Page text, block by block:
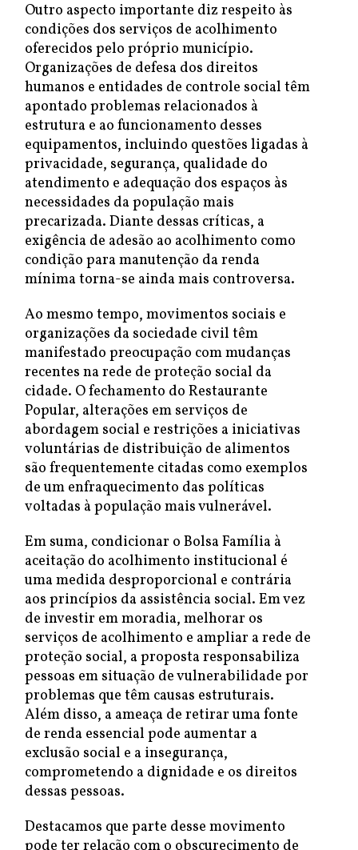
Outro aspecto importante diz respeito às
condições dos serviços de acolhimento
oferecidos pelo próprio município.
Organizações de defesa dos direitos
humanos e entidades de controle social têm
apontado problemas relacionados à
estrutura e ao funcionamento desses
equipamentos, incluindo questões ligadas à
privacidade, segurança, qualidade do
atendimento e adequação dos espaços às
necessidades da população mais
precarizada. Diante dessas críticas, a
exigência de adesão ao acolhimento como
condição para manutenção da renda
mínima torna-se ainda mais controversa.
Ao mesmo tempo, movimentos sociais e
organizações da sociedade civil têm
manifestado preocupação com mudanças
recentes na rede de proteção social da
cidade. O fechamento do Restaurante
Popular, alterações em serviços de
abordagem social e restrições a iniciativas
voluntárias de distribuição de alimentos
são frequentemente citadas como exemplos
de um enfraquecimento das políticas
voltadas à população mais vulnerável.
Em suma, condicionar o Bolsa Família à
aceitação do acolhimento institucional é
uma medida desproporcional e contrária
aos princípios da assistência social. Em vez
de investir em moradia, melhorar os
serviços de acolhimento e ampliar a rede de
proteção social, a proposta responsabiliza
pessoas em situação de vulnerabilidade por
problemas que têm causas estruturais.
Além disso, a ameaça de retirar uma fonte
de renda essencial pode aumentar a
exclusão social e a insegurança,
comprometendo a dignidade e os direitos
dessas pessoas.
Destacamos que parte desse movimento